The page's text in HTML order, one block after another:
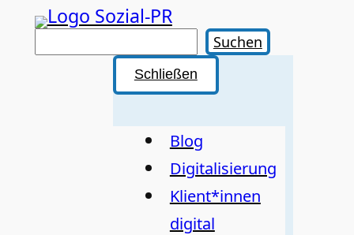
Inhalt
Suchen
Schließen
Blog
Digitalisierung
Klient*innen
digital